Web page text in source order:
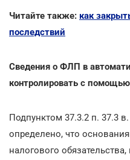
Читайте также: как
последствий
Сведения о ФЛП в
контролировать с
Подпунктом 37.3.2 п. 37.3
определено, что
налогового